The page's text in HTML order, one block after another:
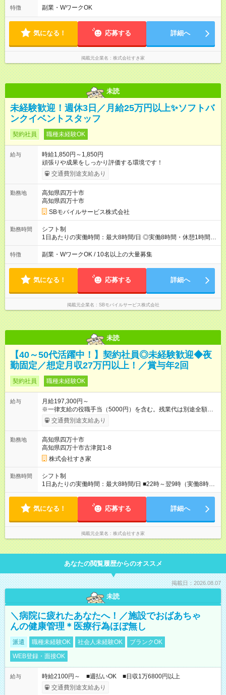
す。 必ず、2名以上での勤務を行いますので、安心して働けま
す。
特徴 副業・WワークOK
気になる！ 応募する 詳細へ
掲載元企業名 株式会社すき家
未読
未経験歓迎！週休3日／月給25万円以上✨ソフトバ
ンクイベントスタッフ
契約社員 職種未経験OK
給与
時給1,850円～1,850円
頑張りや成果をしっかり評価する環境です！
交通費別途支給あり
勤務地
高知県四万十市
高知県四万十市
SBモバイルサービス株式会社
勤務時間
シフト制
1日あたりの実働時間：最大8時間/日 ◎実働8時間・休憩1時間 ◎
残業は月平均5時間程度です
特徴 副業・WワークOK / 10名以上の大量募集
気になる！ 応募する 詳細へ
掲載元企業名 SBモバイルサービス株式会社
未読
【40～50代活躍中！】契約社員◎未経験歓迎◆夜
勤固定／想定月収27万円以上！／賞与年2回
契約社員 職種未経験OK
給与
月給197,300円～
※一律支給の役職手当（5000円）を含む。残業代は別途全額支
給。 ※深夜勤務手当は、残業時間等により変動します。 ※想定
月収27万円以上 ※最大4回昇給のチャンスあり ※賞与年2回支給
交通費別途支給あり
勤務地
高知県四万十市
高知県四万十市古津賀1-8
株式会社すき家
勤務時間
シフト制
1日あたりの実働時間：最大8時間/日 ■22時～翌9時（実働8時
間） ※上記はあくまでも一例です。店舗により、時間が前後す
のシフトを組んでいます。 ★各店舗のサポートのために本社に
気になる！ 応募する 詳細へ
掲載元企業名 株式会社すき家
あなたの閲覧履歴からのオススメ
掲載日：2026.08.07
未読
＼病院に疲れたあなたへ！／施設でおばあちゃ
んの健康管理＊医療行為ほぼ無し
派遣 職種未経験OK 社会人未経験OK
ブランクOK
WEB登録・面接OK
給与
時給2100円～ ■週払いOK ■日収1万6800円以上
交通費別途支給あり